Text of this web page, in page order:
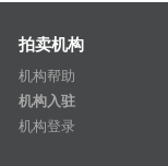
拍卖机构
机构帮助
机构入驻
机构登录